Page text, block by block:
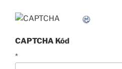
CAPTCHA Kód
*